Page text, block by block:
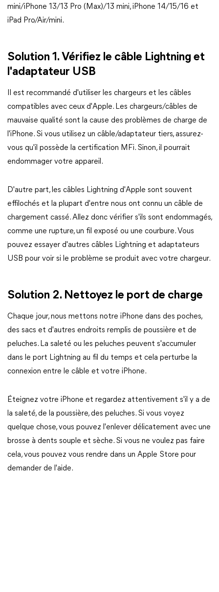
mini/iPhone 13/13 Pro (Max)/13 mini, iPhone 14/15/16 et
iPad Pro/Air/mini.
Solution 1. Vérifiez le câble Lightning et
l'adaptateur USB
Il est recommandé d'utiliser les chargeurs et les câbles
compatibles avec ceux d'Apple. Les chargeurs/câbles de
mauvaise qualité sont la cause des problèmes de charge de
l'iPhone. Si vous utilisez un câble/adaptateur tiers, assurez-
vous qu'il possède la certification MFi. Sinon, il pourrait
endommager votre appareil.
D'autre part, les câbles Lightning d'Apple sont souvent
effilochés et la plupart d'entre nous ont connu un câble de
chargement cassé. Allez donc vérifier s'ils sont endommagés,
comme une rupture, un fil exposé ou une courbure. Vous
pouvez essayer d'autres câbles Lightning et adaptateurs
USB pour voir si le problème se produit avec votre chargeur.
Solution 2. Nettoyez le port de charge
Chaque jour, nous mettons notre iPhone dans des poches,
des sacs et d'autres endroits remplis de poussière et de
peluches. La saleté ou les peluches peuvent s'accumuler
dans le port Lightning au fil du temps et cela perturbe la
connexion entre le câble et votre iPhone.
Éteignez votre iPhone et regardez attentivement s'il y a de
la saleté, de la poussière, des peluches. Si vous voyez
quelque chose, vous pouvez l'enlever délicatement avec une
brosse à dents souple et sèche. Si vous ne voulez pas faire
cela, vous pouvez vous rendre dans un Apple Store pour
demander de l'aide.